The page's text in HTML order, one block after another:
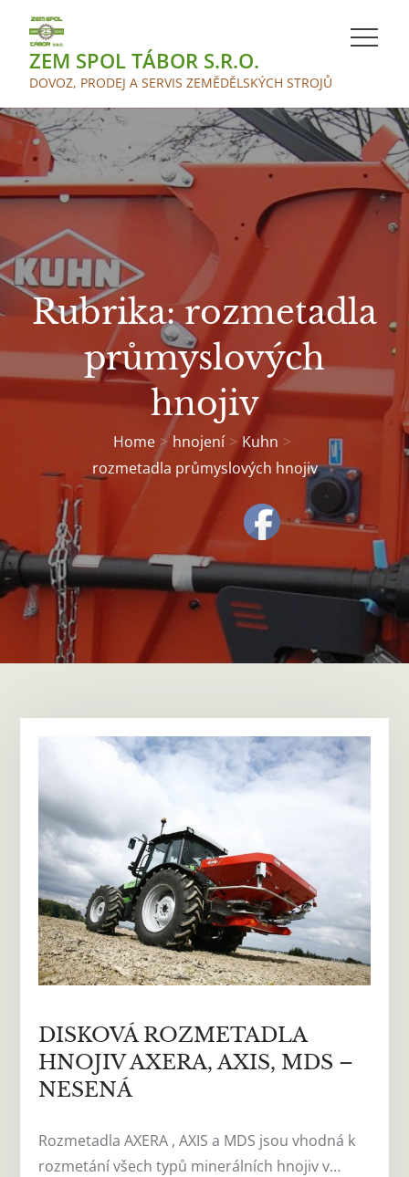
contentZEM SPOL TÁBOR S.R.O.
DOVOZ, PRODEJ A SERVIS ZEMĚDĚLSKÝCH STROJŮ
Rubrika:rozmetadla
průmyslových
hnojiv
Home hnojení
Kuhn
rozmetadla průmyslových hnojiv
DISKOVÁ ROZMETADLA
HNOJIV AXERA, AXIS, MDS –
NESENÁ
Rozmetadla AXERA , AXIS a MDS jsou vhodná k
rozmetání všech typů minerálních hnojiv v…